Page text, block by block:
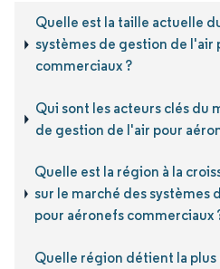
Quelle est la taille actuelle
systèmes de gestion de l'air
commerciaux ?
Qui sont les acteurs clés du
de gestion de l'air pour
Quelle est la région à la
sur le marché des systèmes
pour aéronefs commerciaux
Quelle région détient la plus